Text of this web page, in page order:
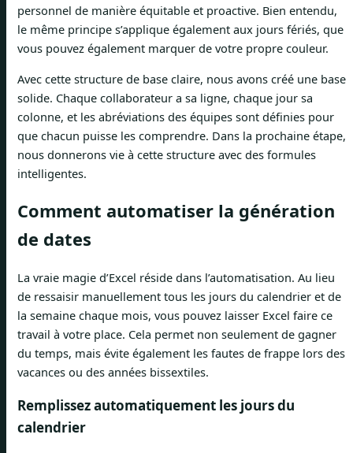
personnel de manière équitable et proactive. Bien entendu,
le même principe s’applique également aux jours fériés, que
vous pouvez également marquer de votre propre couleur.
Avec cette structure de base claire, nous avons créé une base
solide. Chaque collaborateur a sa ligne, chaque jour sa
colonne, et les abréviations des équipes sont définies pour
que chacun puisse les comprendre. Dans la prochaine étape,
nous donnerons vie à cette structure avec des formules
intelligentes.
Comment automatiser la génération
de dates
La vraie magie d’Excel réside dans l’automatisation. Au lieu
de ressaisir manuellement tous les jours du calendrier et de
la semaine chaque mois, vous pouvez laisser Excel faire ce
travail à votre place. Cela permet non seulement de gagner
du temps, mais évite également les fautes de frappe lors des
vacances ou des années bissextiles.
Remplissez automatiquement les jours du
calendrier